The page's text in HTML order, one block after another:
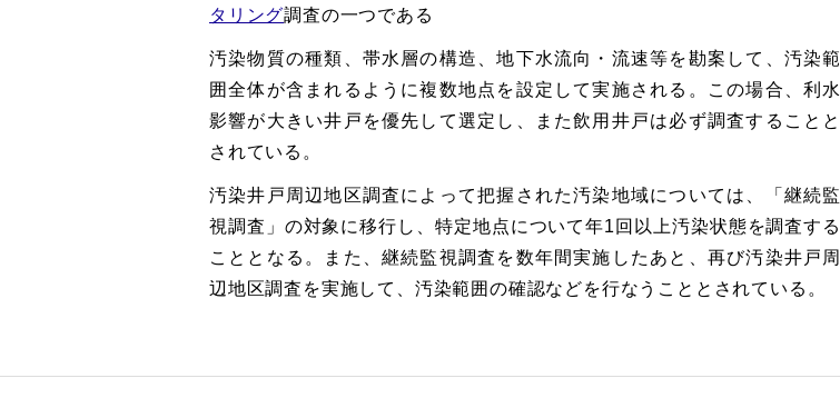
タリング調査の一つである
汚染物質の種類、帯水層の構造、地下水流向・流速等を勘案して、汚染範
囲全体が含まれるように複数地点を設定して実施される。この場合、利水
影響が大きい井戸を優先して選定し、また飲用井戸は必ず調査することと
されている。
汚染井戸周辺地区調査によって把握された汚染地域については、「継続監
視調査」の対象に移行し、特定地点について年1回以上汚染状態を調査する
こととなる。また、継続監視調査を数年間実施したあと、再び汚染井戸周
辺地区調査を実施して、汚染範囲の確認などを行なうこととされている。